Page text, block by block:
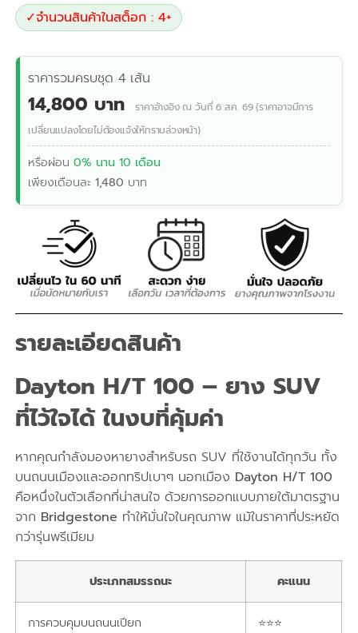
✓จำนวนสินค้าในสต็อก : 4+
ราคารวมครบชุด 4 เส้น
14,800 บาท
ราคาอ้างอิง ณ วันที่ 6 ส.ค. 69 (ราคาอาจมีการ
เปลี่ยนแปลงโดยไม่ต้องแจ้งให้ทราบล่วงหน้า)
หรือผ่อน0% นาน 10 เดือน
เพียงเดือนละ1,480 บาท
รายละเอียดสินค้า
Dayton H/T 100 – ยาง SUV
ที่ไว้ใจได้ ในงบที่คุ้มค่า
หากคุณกำลังมองหายางสำหรับรถ SUV ที่ใช้งานได้ทุกวัน ทั้ง
บนถนนเมืองและออกทริปเบาๆ นอกเมือง Dayton H/T 100
คือหนึ่งในตัวเลือกที่น่าสนใจ ด้วยการออกแบบภายใต้มาตรฐาน
จาก Bridgestone ทำให้มั่นใจในคุณภาพ แม้ในราคาที่ประหยัด
กว่ารุ่นพรีเมียม
ประเภทสมรรถนะ คะแนน
การควบคุมบนถนนเปียก ⭐⭐⭐